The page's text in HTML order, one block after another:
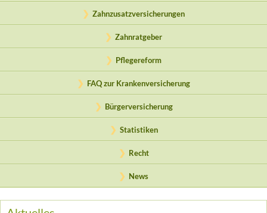
Zahnzusatzversicherungen
Zahnratgeber
Pflegereform
FAQ zur Krankenversicherung
Bürgerversicherung
Statistiken
Recht
News